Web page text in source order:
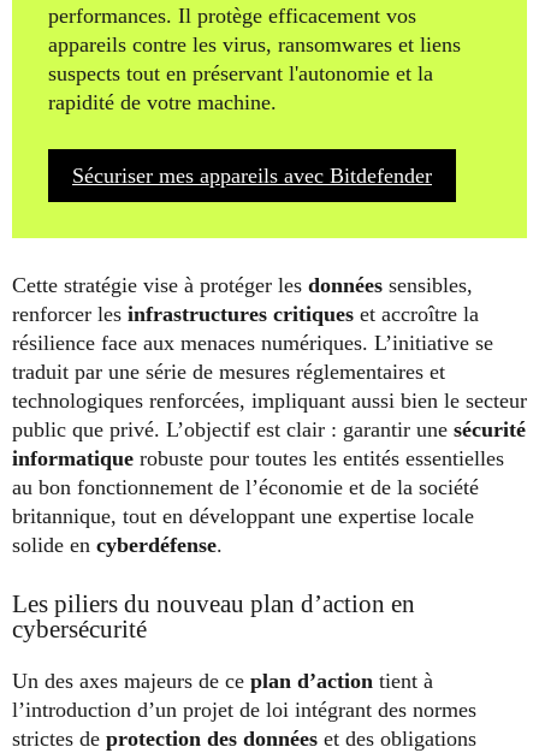
performances. Il protège efficacement vos
appareils contre les virus, ransomwares et liens
suspects tout en préservant l'autonomie et la
rapidité de votre machine.
Sécuriser mes appareils avec Bitdefender
Cette stratégie vise à protéger les données sensibles,
renforcer les infrastructures critiques et accroître la
résilience face aux menaces numériques. L’initiative se
traduit par une série de mesures réglementaires et
technologiques renforcées, impliquant aussi bien le secteur
public que privé. L’objectif est clair : garantir une sécurité
informatique robuste pour toutes les entités essentielles
au bon fonctionnement de l’économie et de la société
britannique, tout en développant une expertise locale
solide en cyberdéfense.
Les piliers du nouveau plan d’action en
cybersécurité
Un des axes majeurs de ce plan d’action tient à
l’introduction d’un projet de loi intégrant des normes
strictes de protection des données et des obligations